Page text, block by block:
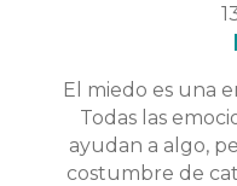
El miedo es una
Todas las
ayudan a algo,
costumbre de